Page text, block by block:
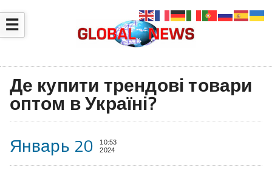
☰
Де купити трендові товари
оптом в Україні?
Январь 20
10:53
2024